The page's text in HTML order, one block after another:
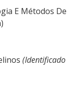
E Métodos De
(Identificado